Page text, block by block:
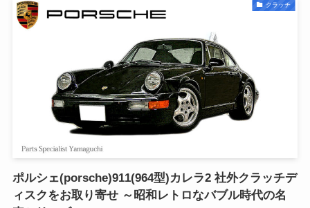
クラッチ
ポルシェ(porsche)911(964型)カレラ2 社外クラッチデ
ィスクをお取り寄せ ～昭和レトロなバブル時代の名